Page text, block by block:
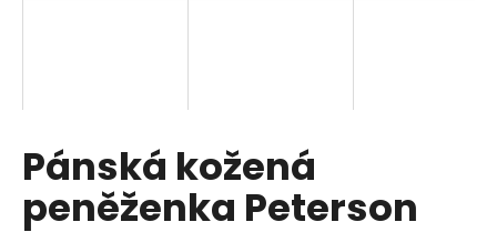
Pánská kožená
peněženka Peterson
D
o
p